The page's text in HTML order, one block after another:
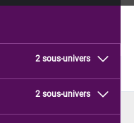
2 sous-univers
2 sous-univers